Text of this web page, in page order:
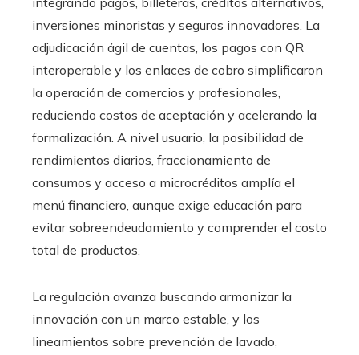
inversiones minoristas y seguros innovadores. La
adjudicación ágil de cuentas, los pagos con QR
interoperable y los enlaces de cobro simplificaron
la operación de comercios y profesionales,
reduciendo costos de aceptación y acelerando la
formalización. A nivel usuario, la posibilidad de
rendimientos diarios, fraccionamiento de
consumos y acceso a microcréditos amplía el
menú financiero, aunque exige educación para
evitar sobreendeudamiento y comprender el costo
total de productos.
La regulación avanza buscando armonizar la
innovación con un marco estable, y los
lineamientos sobre prevención de lavado,